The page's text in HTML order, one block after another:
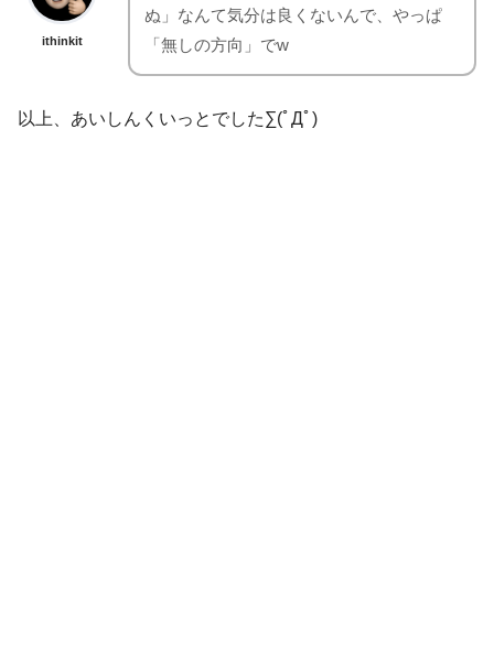
ithinkit
ぬ」なんて気分は良くないんで、やっぱ
「無しの方向」でw
以上、あいしんくいっとでした∑(ﾟДﾟ)